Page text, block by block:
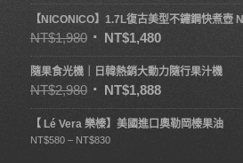
【NICONICO】1.7L復古美型不鏽鋼快煮壺
NT$1,980 NT$1,480
隨果食光機｜日韓熱銷大動力隨行果汁機
NT$2,980 NT$1,888
【 Lé Vera 樂榛】美國進口奧勒岡榛果油
NT$580 – NT$830